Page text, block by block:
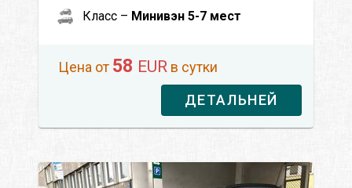
Класс – Минивэн 5-7 мест
Цена от 58 EUR в сутки
ДЕТАЛЬНЕЙ